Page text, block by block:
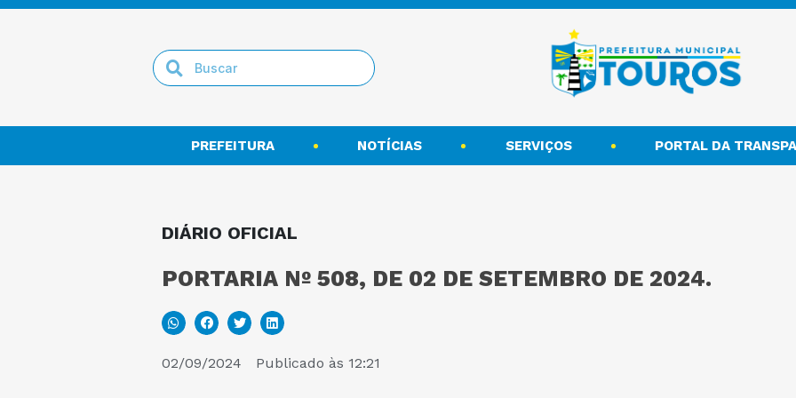
PREFEITURA NOTÍCIAS SERVIÇOS PORTAL DA
DIÁRIO OFICIAL
PORTARIA Nº 508, DE 02 DE SETEMBRO DE 2024.
02/09/2024 Publicado às 12:21